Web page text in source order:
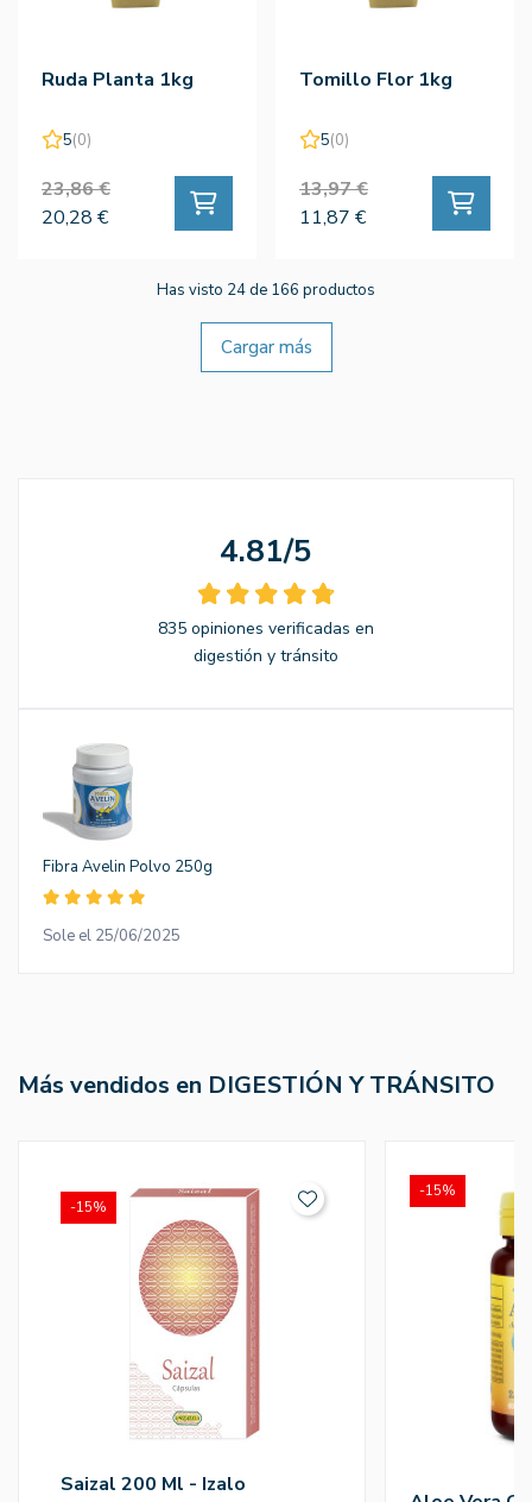
Ruda Planta 1kg
5(0)
23,86 €
20,28 €
Tomillo Flor 1kg
5(0)
13,97 €
11,87 €
Has visto 24 de 166 productos
Cargar más
4.81/5
835 opiniones verificadas en
digestión y tránsito
Fibra Avelin Polvo 250g
Sole el 25/06/2025
Más vendidos en DIGESTIÓN Y TRÁNSITO
Saizal 200 Ml - Izalo
-15%
-15%